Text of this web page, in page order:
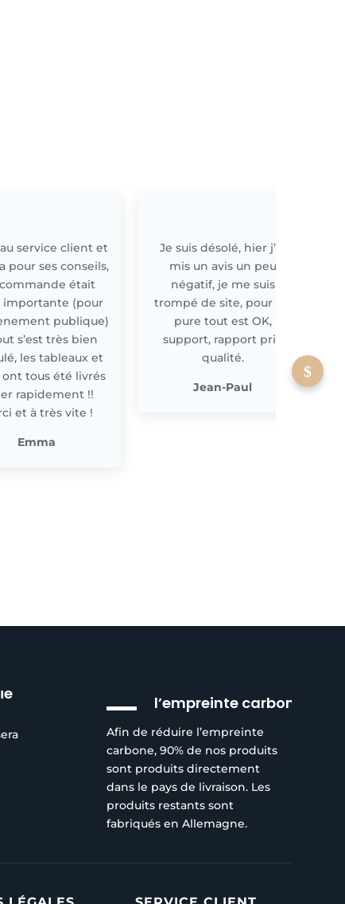
service client et
pour ses conseils,
était
importante (pour
publique)
s’est très bien
les tableaux et
tous été livrés
rapidement !!
et à très vite !
Emma
Je suis désolé, hier j’ai
mis un avis un peu
négatif, je me suis
trompé de site, pour off
pure tout est OK,
support, rapport prix
qualité.
Jean-Paul
l’empreinte carbone
Afin de réduire l’empreinte
carbone, 90% de nos produits
sont produits directement
dans le pays de livraison. Les
produits restants sont
fabriqués en Allemagne.